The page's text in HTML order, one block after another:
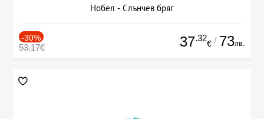
Нобел - Слънчев бряг
-30%
53.17€ 37.32
€ / 73лв.